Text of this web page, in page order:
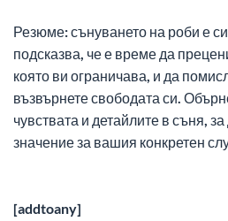
Резюме: сънуването на роби е
подсказва, че е време да
която ви ограничава, и да
възвърнете свободата си.
чувствата и детайлите в съня,
значение за вашия конкретен
[addtoany]